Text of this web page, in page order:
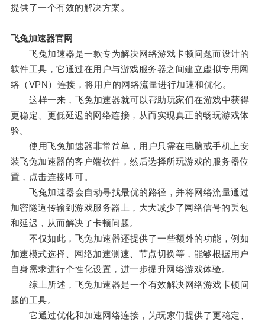
提供了一个有效的解决方案。
飞兔加速器官网
飞兔加速器是一款专为解决网络游戏卡顿问题而设计的
软件工具，它通过在用户与游戏服务器之间建立虚拟专用网
络（VPN）连接，将用户的网络流量进行加速和优化。
这样一来，飞兔加速器就可以帮助玩家们在游戏中获得
更稳定、更低延迟的网络连接，从而实现真正的畅玩游戏体
验。
使用飞兔加速器非常简单，用户只需在电脑或手机上安
装飞兔加速器的客户端软件，然后选择所玩游戏的服务器位
置，点击连接即可。
飞兔加速器会自动寻找最优的路径，并将网络流量通过
加密隧道传输到游戏服务器上，大大减少了网络信号的丢包
和延迟，从而解决了卡顿问题。
不仅如此，飞兔加速器还提供了一些额外的功能，例如
加速模式选择、网络加速测速、节点切换等，能够根据用户
自身需求进行个性化设置，进一步提升网络游戏体验。
综上所述，飞兔加速器是一个有效解决网络游戏卡顿问
题的工具。
它通过优化和加速网络连接，为玩家们提供了更稳定、